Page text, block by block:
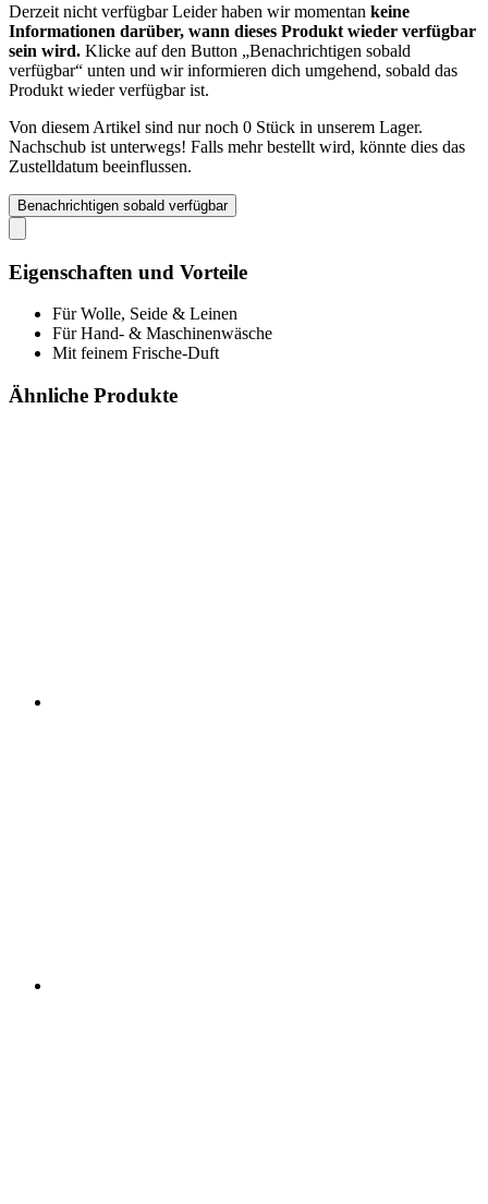
Derzeit nicht verfügbarLeider haben wir momentan keine
Informationen darüber, wann dieses Produkt wieder verfügbar
sein wird. Klicke auf den Button „Benachrichtigen sobald
verfügbar“ unten und wir informieren dich umgehend, sobald das
Produkt wieder verfügbar ist.
Von diesem Artikel sind nur noch 0 Stück in unserem Lager.
Nachschub ist unterwegs! Falls mehr bestellt wird, könnte dies das
Zustelldatum beeinflussen.
Benachrichtigen sobald verfügbar
Eigenschaften und Vorteile
Für Wolle, Seide & Leinen
Für Hand- & Maschinenwäsche
Mit feinem Frische-Duft
Ähnliche Produkte